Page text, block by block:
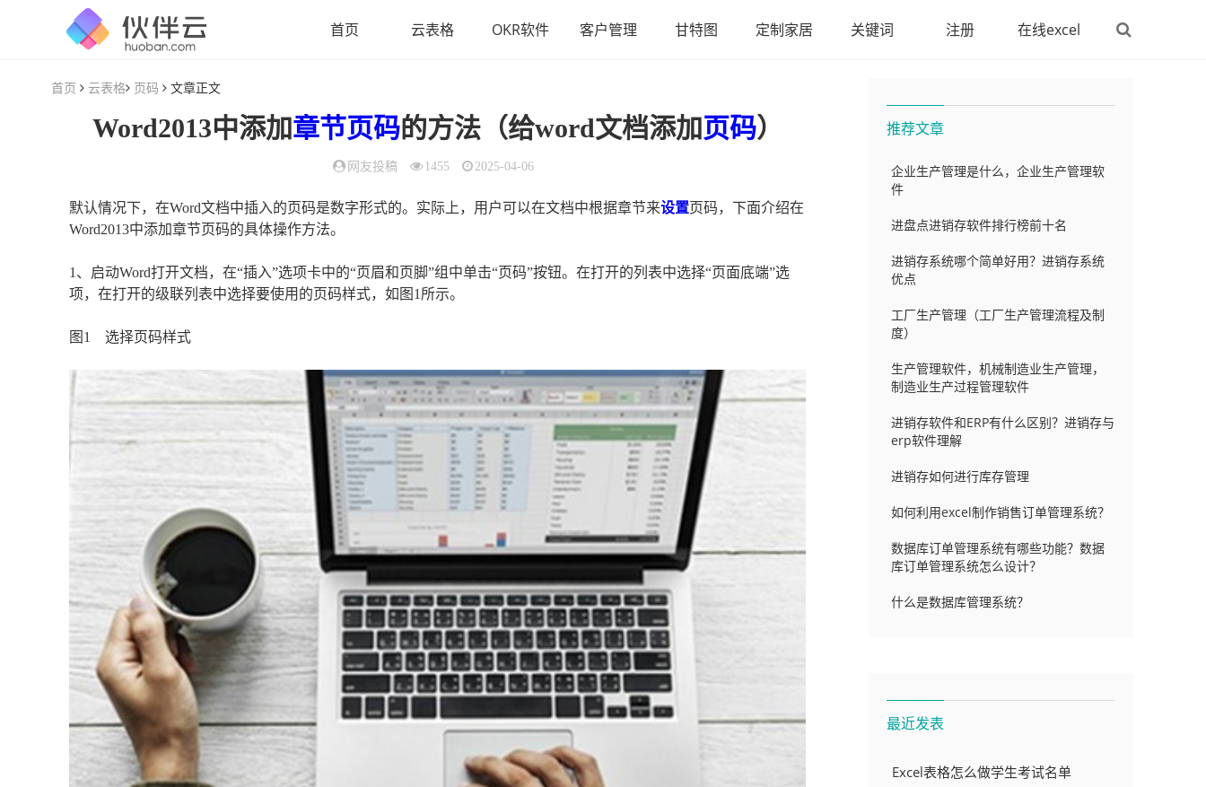
首页 云表格 OKR软件 客户管理 甘特图 定制家居 关键词 注册 在线excel
首页 云表格 页码 文章正文
Word2013中添加章节页码的方法（给word文档添加页码）
网友投稿 1455 2025-04-06
默认情况下，在Word文档中插入的页码是数字形式的。实际上，用户可以在文档中根据章节来设置页码，下面介绍在
Word2013中添加章节页码的具体操作方法。
1、启动Word打开文档，在“插入”选项卡中的“页眉和页脚”组中单击“页码”按钮。在打开的列表中选择“页面底端”选
项，在打开的级联列表中选择要使用的页码样式，如图1所示。
图1 选择页码样式
推荐文章
企业生产管理是什么，企业生产管理软
件
进盘点进销存软件排行榜前十名
进销存系统哪个简单好用？进销存系统
优点
工厂生产管理（工厂生产管理流程及制
度）
生产管理软件，机械制造业生产管理，
制造业生产过程管理软件
进销存软件和ERP有什么区别？进销存与
erp软件理解
进销存如何进行库存管理
如何利用excel制作销售订单管理系统？
数据库订单管理系统有哪些功能？数据
库订单管理系统怎么设计？
什么是数据库管理系统？
最近发表
Excel表格怎么做学生考试名单